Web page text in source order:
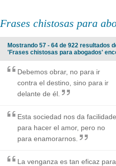
Frases chistosas para
Mostrando 57 - 64 de 922 resultados
'Frases chistosas para abogados'
Debemos obrar, no para ir
contra el destino, sino para ir
delante de él.
Esta sociedad nos da
para hacer el amor, pero no
para enamorarnos.
La venganza es tan eficaz para